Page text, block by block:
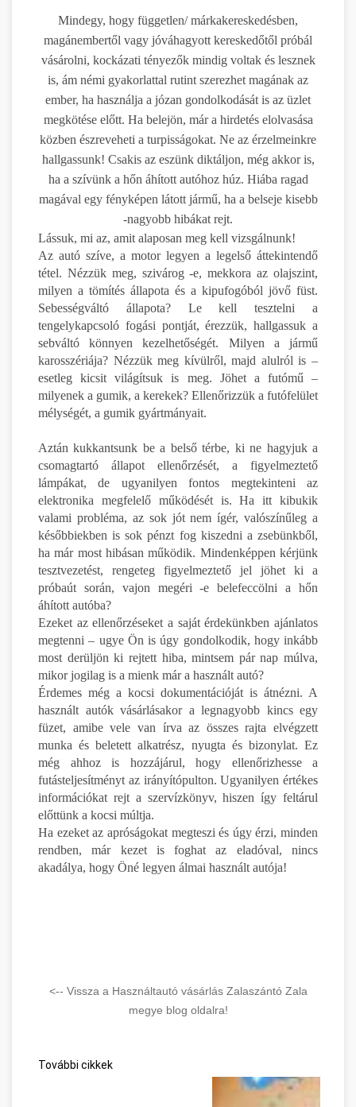
Mindegy, hogy független/ márkakereskedésben,
magánembertől vagy jóváhagyott kereskedőtől próbál
vásárolni, kockázati tényezők mindig voltak és lesznek
is, ám némi gyakorlattal rutint szerezhet magának az
ember, ha használja a józan gondolkodását is az üzlet
megkötése előtt. Ha belejön, már a hirdetés elolvasása
közben észreveheti a turpisságokat. Ne az érzelmeinkre
hallgassunk! Csakis az eszünk diktáljon, még akkor is,
ha a szívünk a hőn áhított autóhoz húz. Hiába ragad
magával egy fényképen látott jármű, ha a belseje kisebb
-nagyobb hibákat rejt.
Lássuk, mi az, amit alaposan meg kell vizsgálnunk!
Az autó szíve, a motor legyen a legelső áttekintendő
tétel. Nézzük meg, szivárog -e, mekkora az olajszint,
milyen a tömítés állapota és a kipufogóból jövő füst.
Sebességváltó állapota? Le kell tesztelni a
tengelykapcsoló fogási pontját, érezzük, hallgassuk a
sebváltó könnyen kezelhetőségét. Milyen a jármű
karosszériája? Nézzük meg kívülről, majd alulról is –
esetleg kicsit világítsuk is meg. Jöhet a futómű –
milyenek a gumik, a kerekek? Ellenőrizzük a futófelület
mélységét, a gumik gyártmányait.
Aztán kukkantsunk be a belső térbe, ki ne hagyjuk a
csomagtartó állapot ellenőrzését, a figyelmeztető
lámpákat, de ugyanilyen fontos megtekinteni az
elektronika megfelelő működését is. Ha itt kibukik
valami probléma, az sok jót nem ígér, valószínűleg a
későbbiekben is sok pénzt fog kiszedni a zsebünkből,
ha már most hibásan működik. Mindenképpen kérjünk
tesztvezetést, rengeteg figyelmeztető jel jöhet ki a
próbaút során, vajon megéri -e belefeccölni a hőn
áhított autóba?
Ezeket az ellenőrzéseket a saját érdekünkben ajánlatos
megtenni – ugye Ön is úgy gondolkodik, hogy inkább
most derüljön ki rejtett hiba, mintsem pár nap múlva,
mikor jogilag is a mienk már a használt autó?
Érdemes még a kocsi dokumentációját is átnézni. A
használt autók vásárlásakor a legnagyobb kincs egy
füzet, amibe vele van írva az összes rajta elvégzett
munka és beletett alkatrész, nyugta és bizonylat. Ez
még ahhoz is hozzájárul, hogy ellenőrizhesse a
futásteljesítményt az irányítópulton. Ugyanilyen értékes
információkat rejt a szervízkönyv, hiszen így feltárul
előttünk a kocsi múltja.
Ha ezeket az apróságokat megteszi és úgy érzi, minden
rendben, már kezet is foghat az eladóval, nincs
akadálya, hogy Öné legyen álmai használt autója!
<-- Vissza a Használtautó vásárlás Zalaszántó Zala
megye blog oldalra!
További cikkek